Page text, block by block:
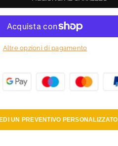
Altre opzioni di pagamento
UN PREVENTIVO PERSONALIZZATO